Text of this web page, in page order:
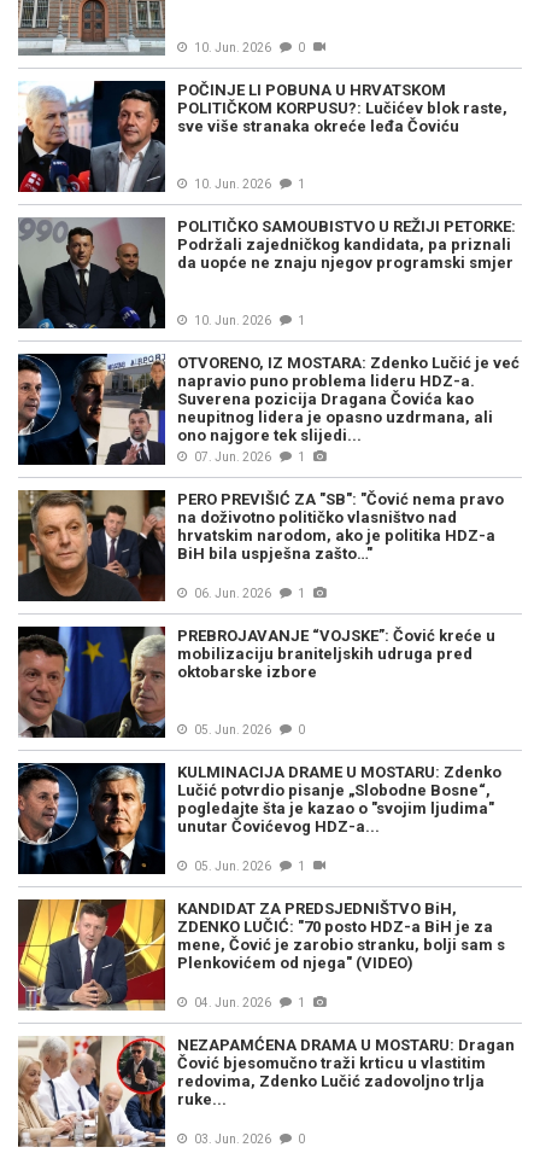
10. Jun. 2026 0
POČINJE LI POBUNA U HRVATSKOM
POLITIČKOM KORPUSU?: Lučićev blok raste,
sve više stranaka okreće leđa Čoviću
10. Jun. 2026 1
POLITIČKO SAMOUBISTVO U REŽIJI PETORKE:
Podržali zajedničkog kandidata, pa priznali
da uopće ne znaju njegov programski smjer
10. Jun. 2026 1
OTVORENO, IZ MOSTARA: Zdenko Lučić je već
napravio puno problema lideru HDZ-a.
Suverena pozicija Dragana Čovića kao
neupitnog lidera je opasno uzdrmana, ali
ono najgore tek slijedi...
07. Jun. 2026 1
PERO PREVIŠIĆ ZA "SB": "Čović nema pravo
na doživotno političko vlasništvo nad
hrvatskim narodom, ako je politika HDZ-a
BiH bila uspješna zašto…"
06. Jun. 2026 1
PREBROJAVANJE “VOJSKE”: Čović kreće u
mobilizaciju braniteljskih udruga pred
oktobarske izbore
05. Jun. 2026 0
KULMINACIJA DRAME U MOSTARU: Zdenko
Lučić potvrdio pisanje „Slobodne Bosne“,
pogledajte šta je kazao o "svojim ljudima"
unutar Čovićevog HDZ-a...
05. Jun. 2026 1
KANDIDAT ZA PREDSJEDNIŠTVO BiH,
ZDENKO LUČIĆ: "70 posto HDZ-a BiH je za
mene, Čović je zarobio stranku, bolji sam s
Plenkovićem od njega" (VIDEO)
04. Jun. 2026 1
NEZAPAMĆENA DRAMA U MOSTARU: Dragan
Čović bjesomučno traži krticu u vlastitim
redovima, Zdenko Lučić zadovoljno trlja
ruke...
03. Jun. 2026 0